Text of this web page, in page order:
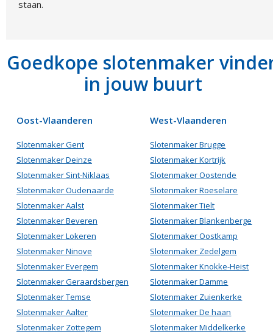
staan.
Goedkope slotenmaker
in jouw buurt
Oost-Vlaanderen
Slotenmaker Gent
Slotenmaker Deinze
Slotenmaker Sint-Niklaas
Slotenmaker Oudenaarde
Slotenmaker Aalst
Slotenmaker Beveren
Slotenmaker Lokeren
Slotenmaker Ninove
Slotenmaker Evergem
Slotenmaker Geraardsbergen
Slotenmaker Temse
Slotenmaker Aalter
Slotenmaker Zottegem
West-Vlaanderen
Slotenmaker Brugge
Slotenmaker Kortrijk
Slotenmaker Oostende
Slotenmaker Roeselare
Slotenmaker Tielt
Slotenmaker Blankenberge
Slotenmaker Oostkamp
Slotenmaker Zedelgem
Slotenmaker Knokke-Heist
Slotenmaker Damme
Slotenmaker Zuienkerke
Slotenmaker De haan
Slotenmaker Middelkerke